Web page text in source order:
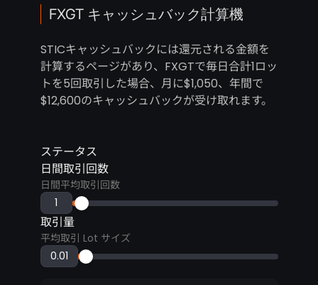
FXGT キャッシュバック計算機
STICキャッシュバックには還元される金額を
計算するページがあり、FXGTで毎日合計1ロッ
トを5回取引した場合、月に$1,050、年間で
$12,600のキャッシュバックが受け取れます。
ステータス
日間取引回数
日間平均取引回数
取引量
平均取引 Lot サイズ